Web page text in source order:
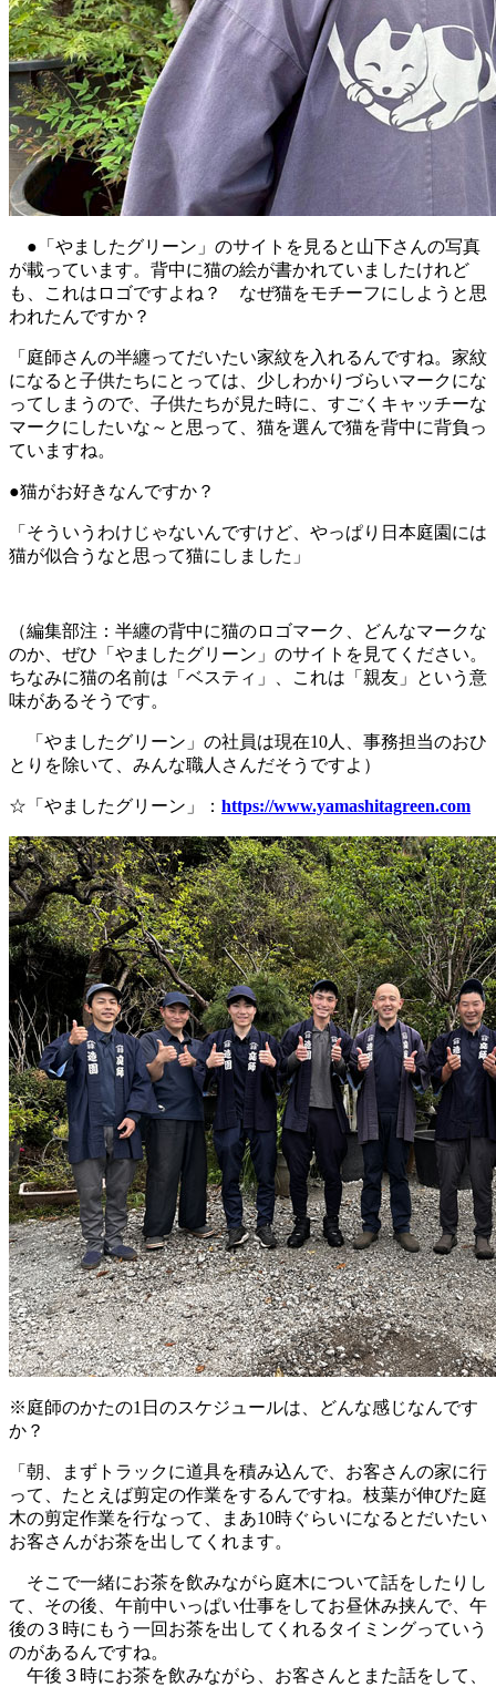
●「やましたグリーン」のサイトを見ると山下さんの写真
が載っています。背中に猫の絵が書かれていましたけれど
も、これはロゴですよね？ なぜ猫をモチーフにしようと思
われたんですか？
「庭師さんの半纏ってだいたい家紋を入れるんですね。家紋
になると子供たちにとっては、少しわかりづらいマークにな
ってしまうので、子供たちが見た時に、すごくキャッチーな
マークにしたいな～と思って、猫を選んで猫を背中に背負っ
ていますね。
●猫がお好きなんですか？
「そういうわけじゃないんですけど、やっぱり日本庭園には
猫が似合うなと思って猫にしました」
（編集部注：半纏の背中に猫のロゴマーク、どんなマークな
のか、ぜひ「やましたグリーン」のサイトを見てください。
ちなみに猫の名前は「ベスティ」、これは「親友」という意
味があるそうです。
「やましたグリーン」の社員は現在10人、事務担当のおひ
とりを除いて、みんな職人さんだそうですよ）
☆「やましたグリーン」： https://www.yamashitagreen.com
※庭師のかたの1日のスケジュールは、どんな感じなんです
か？
「朝、まずトラックに道具を積み込んで、お客さんの家に行
って、たとえば剪定の作業をするんですね。枝葉が伸びた庭
木の剪定作業を行なって、まあ10時ぐらいになるとだいたい
お客さんがお茶を出してくれます。
そこで一緒にお茶を飲みながら庭木について話をしたりし
て、その後、午前中いっぱい仕事をしてお昼休み挟んで、午
後の３時にもう一回お茶を出してくれるタイミングっていう
のがあるんですね。
午後３時にお茶を飲みながら、お客さんとまた話をして、